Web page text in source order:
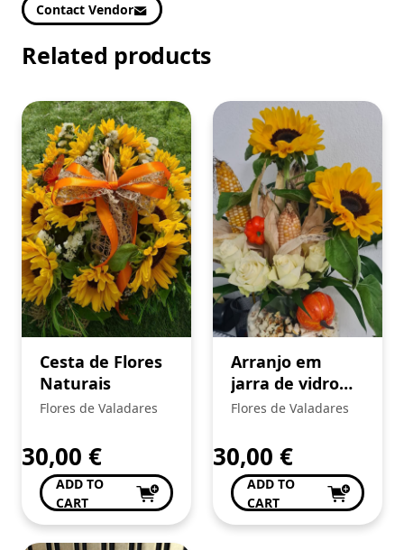
Contact Vendor
Related products
Cesta de Flores
Naturais
Flores de Valadares
30,00 €
ADD TO
CART
Arranjo em
jarra de vidro
com flores
acessórios
Flores de Valadares
30,00 €
ADD TO
CART